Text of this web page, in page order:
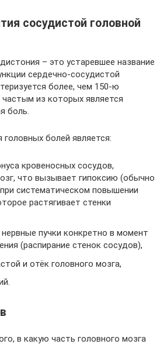
сосудистой головной
– это устаревшее название
сердечно-сосудистой
более, чем 150-ю
из которых является
боль.
болей является:
кровеносных сосудов,
что вызывает гипоксию (обычно
систематическом повышении
растягивает стенки
пучки конкретно в момент
(распирание стенок сосудов),
и отёк головного мозга,
в какую часть головного мозга